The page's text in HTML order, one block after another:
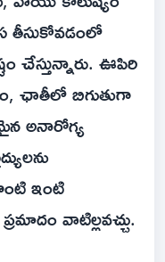
తీసుకోవడంలో
చేస్తున్నారు. ఊపిరి
ఛాతీలో బిగుతుగా
అనారోగ్య
ఇంటి
వాటిల్లవచ్చు.